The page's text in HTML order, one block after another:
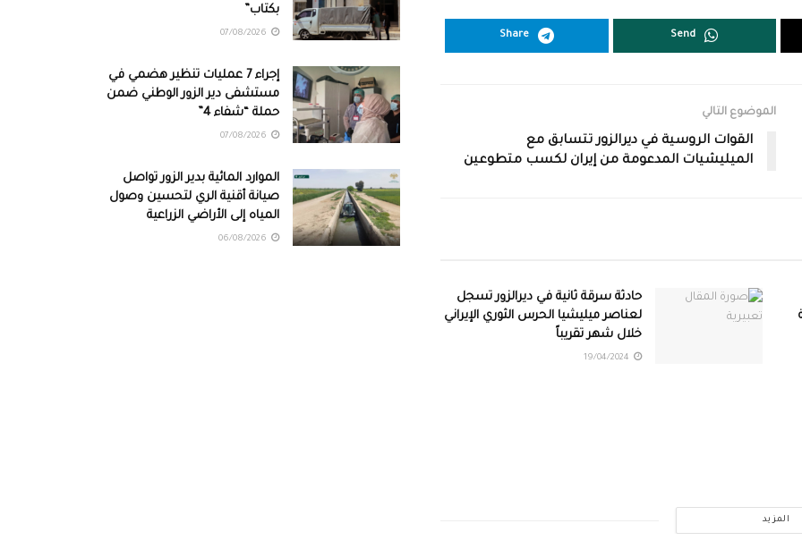
Send
Share
الموضوع التالي
القوات الروسية في ديرالزور تتسابق مع
الميليشيات المدعومة من إيران لكسب متطوعين
حادثة سرقة ثانية في ديرالزور تسجل
لعناصر ميليشيا الحرس الثوري الإيراني
خلال شهر تقريباً
المزيد
بكتاب”
إجراء 7 عمليات تنظير هضمي في
مستشفى دير الزور الوطني ضمن
حملة “شفاء 4”
الموارد المائية بدير الزور تواصل
صيانة أقنية الري لتحسين وصول
المياه إلى الأراضي الزراعية